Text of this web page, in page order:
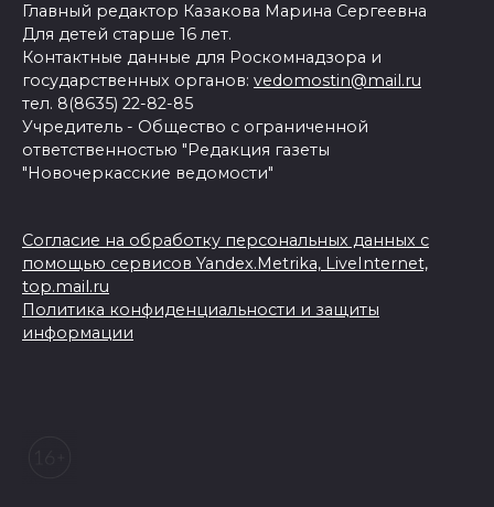
Главный редактор Казакова Марина Сергеевна
Для детей старше 16 лет.
Контактные данные для Роскомнадзора и
государственных органов: vedomostin@mail.ru
тел. 8(8635) 22-82-85
Учредитель - Общество с ограниченной
ответственностью "Редакция газеты
"Новочеркасские ведомости"
Согласие на обработку персональных данных с
помощью сервисов Yandex.Metrika, LiveInternet,
top.mail.ru
Политика конфиденциальности и защиты
информации